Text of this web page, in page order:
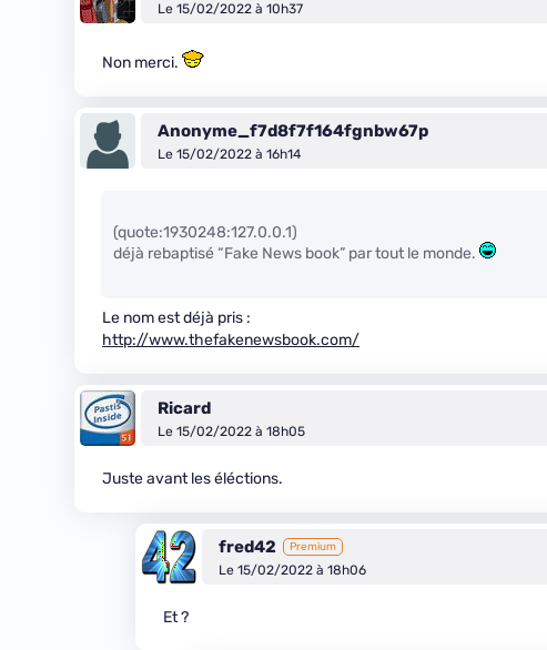
Le 15/02/2022 à 10h37
Non merci.
Anonyme_f7d8f7f164fgnbw67p
Le 15/02/2022 à 16h14
(quote:1930248:127.0.0.1)
déjà rebaptisé “Fake News book” par tout le monde.
Le nom est déjà pris :
http://www.thefakenewsbook.com/
Ricard
Le 15/02/2022 à 18h05
Juste avant les éléctions.
fred42 Premium
Le 15/02/2022 à 18h06
Et ?